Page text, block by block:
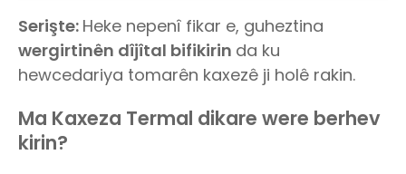
Serişte: Heke nepenî fikar e, guheztina
wergirtinên dîjîtal bifikirin da ku
hewcedariya tomarên kaxezê ji holê rakin.
Ma Kaxeza Termal dikare were berhev
kirin?